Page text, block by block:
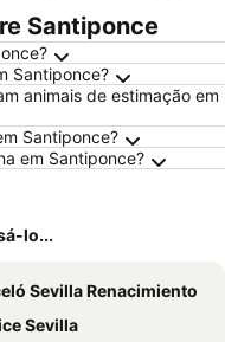
Santiponce
Santiponce?
animais de estimação em
Santiponce?
em Santiponce?
lo...
Sevilla Renacimiento
Sevilla